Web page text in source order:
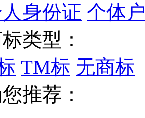
身份证 个体
类型：
TM标 无商标
推荐：